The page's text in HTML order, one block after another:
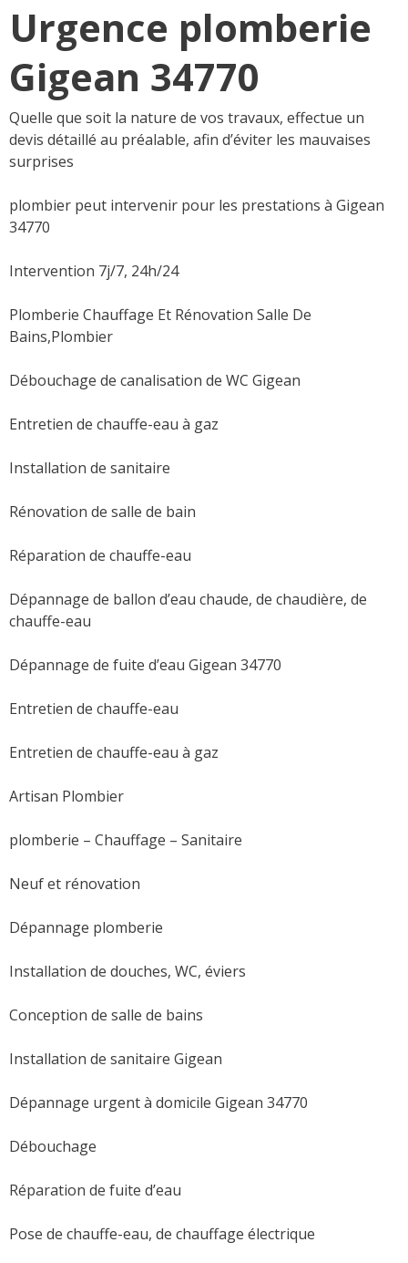
Urgence plomberie
Gigean 34770
Quelle que soit la nature de vos travaux, effectue un
devis détaillé au préalable, afin d’éviter les mauvaises
surprises
plombier peut intervenir pour les prestations à Gigean
34770
Intervention 7j/7, 24h/24
Plomberie Chauffage Et Rénovation Salle De
Bains,Plombier
Débouchage de canalisation de WC Gigean
Entretien de chauffe-eau à gaz
Installation de sanitaire
Rénovation de salle de bain
Réparation de chauffe-eau
Dépannage de ballon d’eau chaude, de chaudière, de
chauffe-eau
Dépannage de fuite d’eau Gigean 34770
Entretien de chauffe-eau
Entretien de chauffe-eau à gaz
Artisan Plombier
plomberie – Chauffage – Sanitaire
Neuf et rénovation
Dépannage plomberie
Installation de douches, WC, éviers
Conception de salle de bains
Installation de sanitaire Gigean
Dépannage urgent à domicile Gigean 34770
Débouchage
Réparation de fuite d’eau
Pose de chauffe-eau, de chauffage électrique